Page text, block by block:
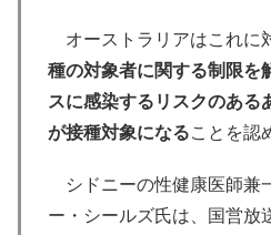
オーストラリアはこれに
種の対象者に関する制限を
スに感染するリスクのある
が接種対象になることを認
シドニーの性健康医師兼
ー・シールズ氏は、国営放